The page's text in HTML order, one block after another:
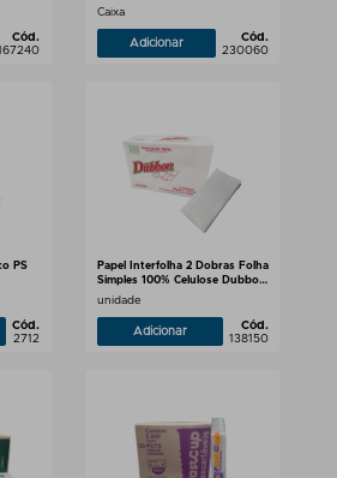
Cód.
Caixa
Adicionar
Cód.
230060
PS
Cód.
2712
Papel Interfolha 2 Dobras Folha
Simples 100% Celulose Dubbon
20g
unidade
Adicionar
Cód.
138150